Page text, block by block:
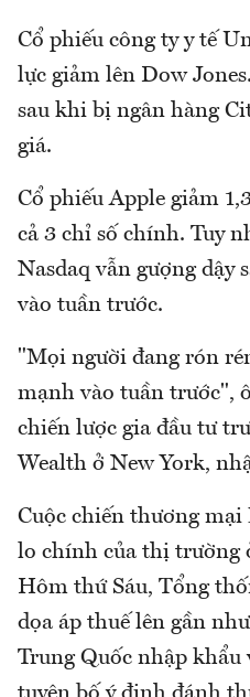
Cổ phiếu công ty y tế
lực giảm lên Dow
sau khi bị ngân hàng
giá.
Cổ phiếu Apple giảm
cả 3 chỉ số chính. Tuy
Nasdaq vẫn gượng dậy
vào tuần trước.
"Mọi người đang rón
mạnh vào tuần trước",
chiến lược gia đầu tư
Wealth ở New York,
Cuộc chiến thương
lo chính của thị trường
Hôm thứ Sáu, Tổng
dọa áp thuế lên gần
Trung Quốc nhập khẩu